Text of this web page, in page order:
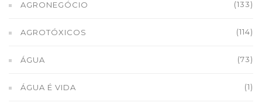
AGRONEGÓCIO (133)
AGROTÓXICOS (114)
ÁGUA (73)
ÁGUA É VIDA (1)